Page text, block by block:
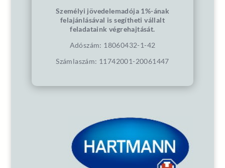
Személyi jövedelemadója 1%-ának
felajánlásával is segítheti vállalt
feladataink végrehajtását.
Adószám: 18060432-1-42
Számlaszám: 11742001-20061447